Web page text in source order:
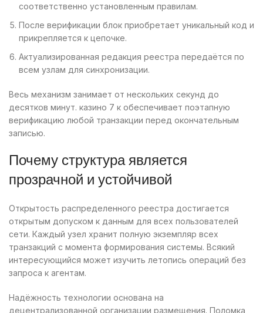
соответственно установленным правилам.
После верификации блок приобретает уникальный код и
прикрепляется к цепочке.
Актуализированная редакция реестра передаётся по
всем узлам для синхронизации.
Весь механизм занимает от нескольких секунд до
десятков минут. казино 7 к обеспечивает поэтапную
верификацию любой транзакции перед окончательным
записью.
Почему структура является
прозрачной и устойчивой
Открытость распределенного реестра достигается
открытым допуском к данным для всех пользователей
сети. Каждый узел хранит полную экземпляр всех
транзакций с момента формирования системы. Всякий
интересующийся может изучить летопись операций без
запроса к агентам.
Надёжность технологии основана на
децентрализованной организации размещения. Поломка